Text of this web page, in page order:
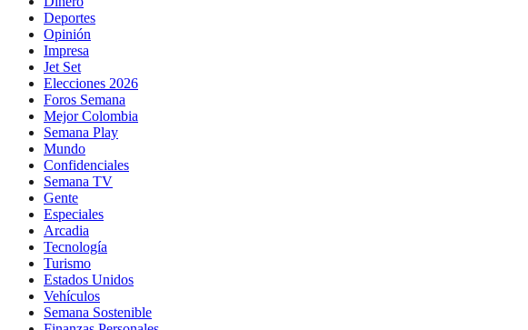
Deportes
Opinión
Impresa
Jet Set
Elecciones 2026
Foros Semana
Mejor Colombia
Semana Play
Mundo
Confidenciales
Semana TV
Gente
Especiales
Arcadia
Tecnología
Turismo
Estados Unidos
Vehículos
Semana Sostenible